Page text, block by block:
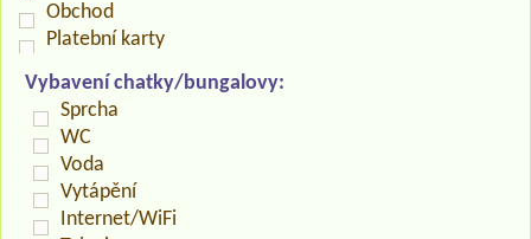
Obchod
Platební karty
Vybavení chatky/bungalovy:
Sprcha
WC
Voda
Vytápění
Internet/WiFi